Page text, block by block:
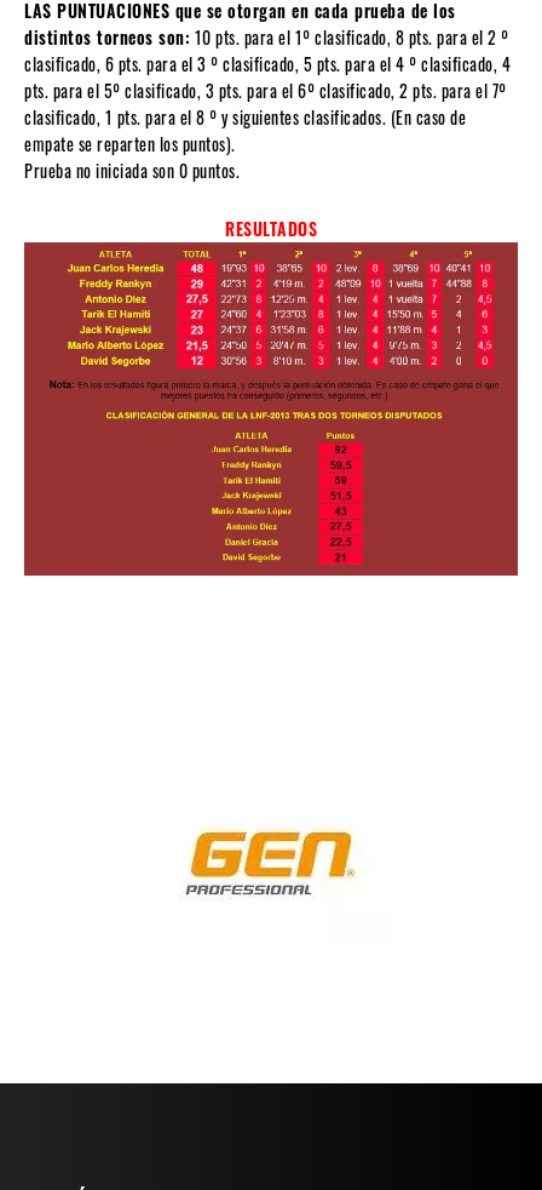
LAS PUNTUACIONES que se otorgan en cada prueba de los
distintos torneos son: 10 pts. para el 1º clasificado, 8 pts. para el 2 º
clasificado, 6 pts. para el 3 º clasificado, 5 pts. para el 4 º clasificado, 4
pts. para el 5º clasificado, 3 pts. para el 6º clasificado, 2 pts. para el 7º
clasificado, 1 pts. para el 8 º y siguientes clasificados. (En caso de
empate se reparten los puntos).
Prueba no iniciada son 0 puntos.
RESULTADOS